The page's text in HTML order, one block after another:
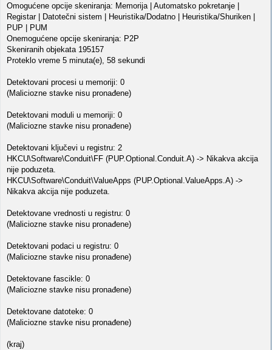
Omogućene opcije skeniranja: Memorija | Automatsko pokretanje |
Registar | Datotečni sistem | Heuristika/Dodatno | Heuristika/Shuriken |
PUP | PUM
Onemogućene opcije skeniranja: P2P
Skeniranih objekata 195157
Proteklo vreme 5 minuta(e), 58 sekundi
Detektovani procesi u memoriji: 0
(Maliciozne stavke nisu pronađene)
Detektovani moduli u memoriji: 0
(Maliciozne stavke nisu pronađene)
Detektovani ključevi u registru: 2
HKCU\Software\Conduit\FF (PUP.Optional.Conduit.A) -> Nikakva akcija
nije poduzeta.
HKCU\Software\Conduit\ValueApps (PUP.Optional.ValueApps.A) ->
Nikakva akcija nije poduzeta.
Detektovane vrednosti u registru: 0
(Maliciozne stavke nisu pronađene)
Detektovani podaci u registru: 0
(Maliciozne stavke nisu pronađene)
Detektovane fascikle: 0
(Maliciozne stavke nisu pronađene)
Detektovane datoteke: 0
(Maliciozne stavke nisu pronađene)
(kraj)